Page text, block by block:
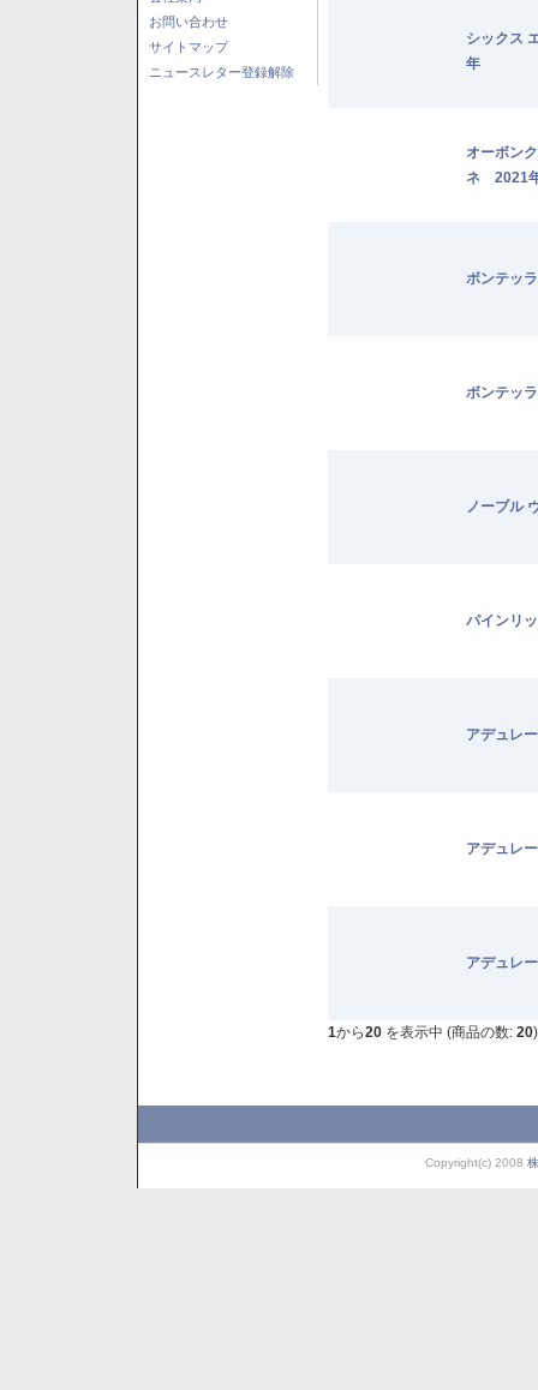
お問い合わせ
サイトマップ
ニュースレター登録解除
シックス
年
オーボン
ネ 2021
ボンテッ
ボンテッ
ノーブル
パインリ
アデュレ
アデュレ
アデュレ
1から20 を表示中 (商品の数: 20)
Copyright(c) 2008